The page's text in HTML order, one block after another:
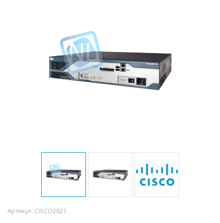
Артикул: CISCO2821